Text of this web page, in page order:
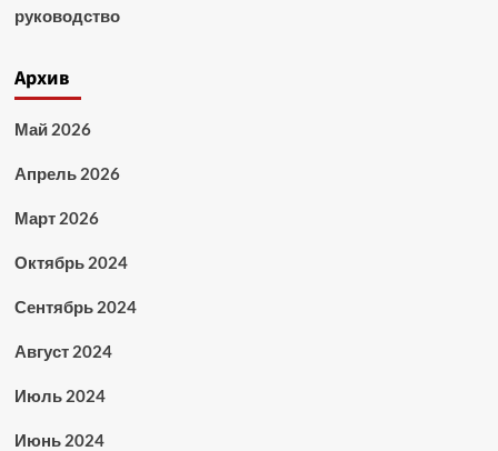
руководство
Архив
Май 2026
Апрель 2026
Март 2026
Октябрь 2024
Сентябрь 2024
Август 2024
Июль 2024
Июнь 2024